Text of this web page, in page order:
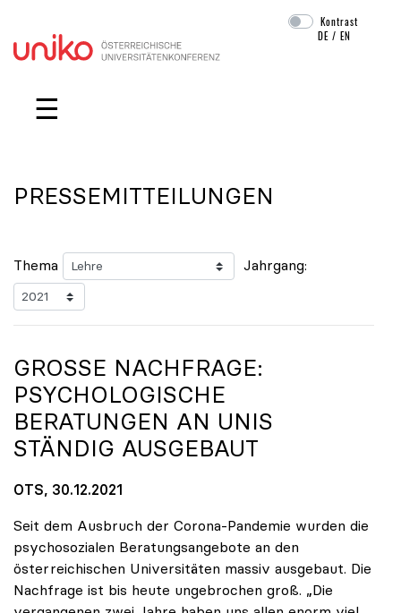
Navigation überspringen
Kontrast
DE /EN
☰
PRESSEMITTEILUNGEN
Thema Jahrgang:
GROSSE NACHFRAGE: P
SYCHOLOGISCHE B
ERATUNGEN AN UNIS S
TÄNDIG AUSGEBAUT
OTS, 30.12.2021
Seit dem Ausbruch der Corona-Pandemie wurden die
psychosozialen Beratungsangebote an den
österreichischen Universitäten massiv ausgebaut. Die
Nachfrage ist bis heute ungebrochen groß. „Die